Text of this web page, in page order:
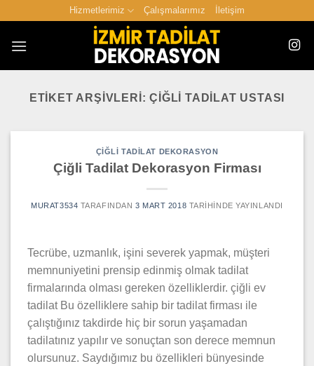
Hizmetlerimiz Çalışmalarımız İletişim
ETIKET ARŞIVLERI:ÇIĞLI TADILAT USTASI
ÇIĞLI TADILAT DEKORASYON
Çiğli Tadilat Dekorasyon Firması
MURAT3534 TARAFINDAN 3 MART 2018 TARIHINDE YAYINLANDI
Tecrübe, uzmanlık, işini severek yapmak, müşteri
memnuniyetini prensip edinmiş olmak tadilat
firmalarında olması gereken özelliklerdir. çiğli ev
tadilat Bu özelliklere sahip bir tadilat firması ile
çalıştığınız takdirde hiç bir sorun yaşamadan
tadilatınız yapılır ve sonuçtan son derece memnun
olursunuz. Saydığımız bu özellikleri bünyesinde